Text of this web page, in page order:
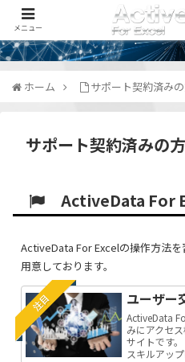
ホーム サポート契約済み
サポート契約済みの方
ActiveData For
ActiveData For Excelの操作方法
用意しております。
注目 ユーザー
ActiveData
みにアクセ
サイトです
スキルアッ
メニュー